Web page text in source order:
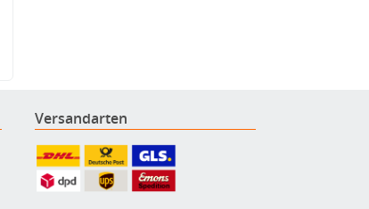
Versandarten